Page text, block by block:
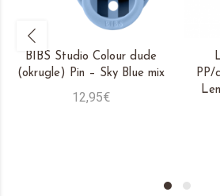
BIBS Studio Colour dude
(okrugle) Pin – Sky Blue mix
12,95€
PP/